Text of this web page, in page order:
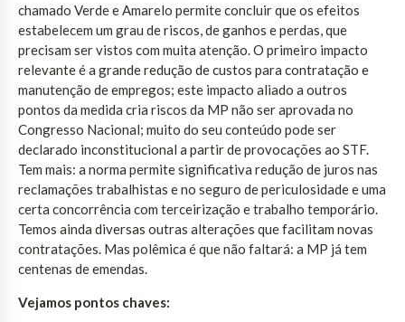
chamado Verde e Amarelo permite concluir que os efeitos
estabelecem um grau de riscos, de ganhos e perdas, que
precisam ser vistos com muita atenção. O primeiro impacto
relevante é a grande redução de custos para contratação e
manutenção de empregos; este impacto aliado a outros
pontos da medida cria riscos da MP não ser aprovada no
Congresso Nacional; muito do seu conteúdo pode ser
declarado inconstitucional a partir de provocações ao STF.
Tem mais: a norma permite significativa redução de juros nas
reclamações trabalhistas e no seguro de periculosidade e uma
certa concorrência com terceirização e trabalho temporário.
Temos ainda diversas outras alterações que facilitam novas
contratações. Mas polêmica é que não faltará: a MP já tem
centenas de emendas.
Vejamos pontos chaves: